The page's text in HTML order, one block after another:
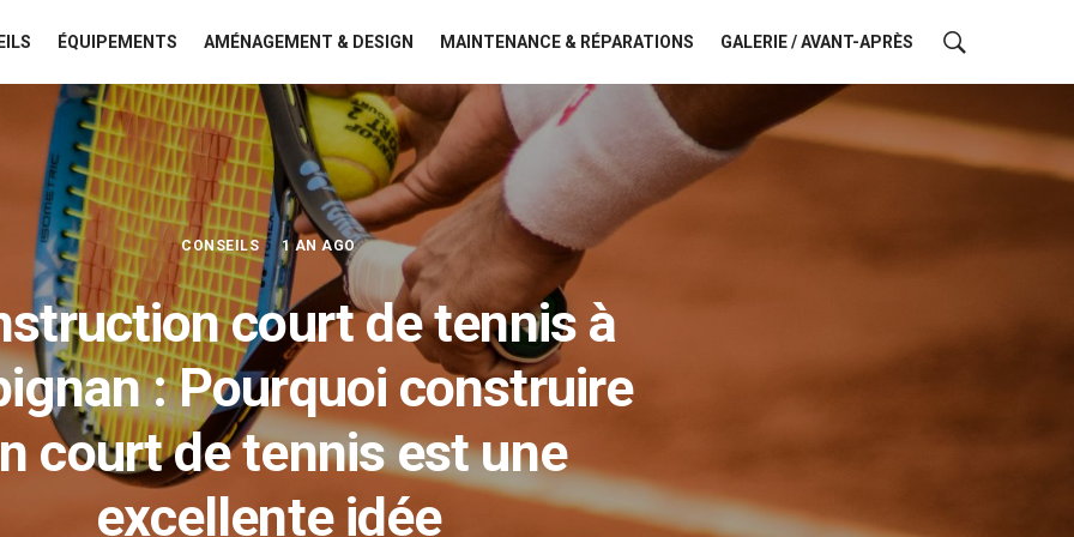
ÉQUIPEMENTS AMÉNAGEMENT & DESIGN MAINTENANCE & RÉPARATIONS GALERIE / AVANT-APRÈS
CONSEILS 1 AN AGO
court de tennis à
: Pourquoi construire
court de tennis est une
excellente idée